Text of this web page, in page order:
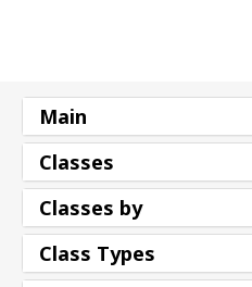
Main
Classes
Classes by
Class Types